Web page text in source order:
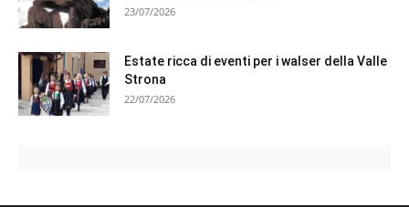
23/07/2026
Estate ricca di eventi per i walser della Valle
Strona
22/07/2026